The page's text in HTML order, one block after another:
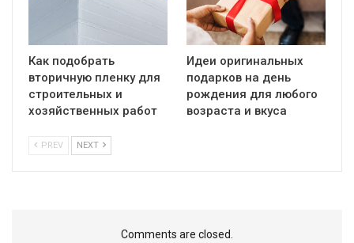
Как подобрать
вторичную пленку для
строительных и
хозяйственных работ
Идеи оригинальных
подарков на день
рождения для любого
возраста и вкуса
PREV NEXT
Comments are closed.